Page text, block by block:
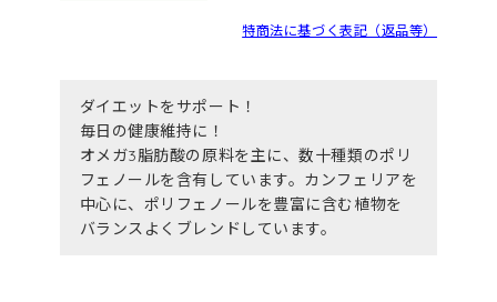
特商法に基づく表記（返品等）
ダイエットをサポート！
毎日の健康維持に！
オメガ3脂肪酸の原料を主に、数十種類のポリ
フェノールを含有しています。カンフェリアを
中心に、ポリフェノールを豊富に含む植物を
バランスよくブレンドしています。